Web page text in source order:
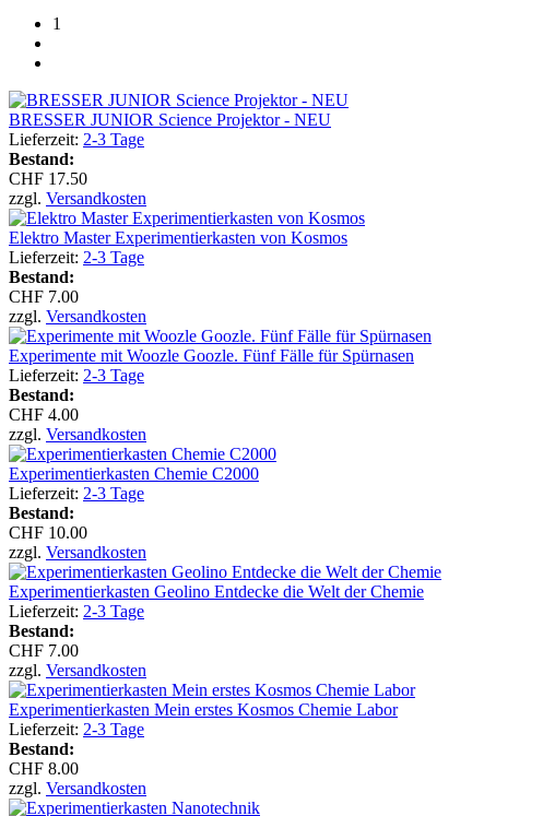
1
BRESSER JUNIOR Science Projektor - NEU
Lieferzeit: 2-3 Tage
Bestand:
CHF 17.50
zzgl. Versandkosten
Elektro Master Experimentierkasten von Kosmos
Lieferzeit: 2-3 Tage
Bestand:
CHF 7.00
zzgl. Versandkosten
Experimente mit Woozle Goozle. Fünf Fälle für Spürnasen
Lieferzeit: 2-3 Tage
Bestand:
CHF 4.00
zzgl. Versandkosten
Experimentierkasten Chemie C2000
Lieferzeit: 2-3 Tage
Bestand:
CHF 10.00
zzgl. Versandkosten
Experimentierkasten Geolino Entdecke die Welt der Chemie
Lieferzeit: 2-3 Tage
Bestand:
CHF 7.00
zzgl. Versandkosten
Experimentierkasten Mein erstes Kosmos Chemie Labor
Lieferzeit: 2-3 Tage
Bestand:
CHF 8.00
zzgl. Versandkosten